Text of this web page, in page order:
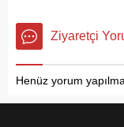
Ziyaretçi
Henüz yorum